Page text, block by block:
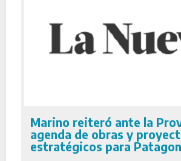
Marino reiteró ante la
agenda de obras y
estratégicos para